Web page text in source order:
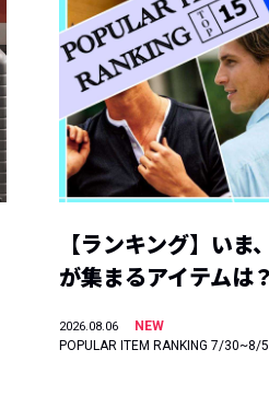
【ランキング】いま
が集まるアイテムは
2026.08.06
NEW
POPULAR ITEM RANKING 7/30~8/5